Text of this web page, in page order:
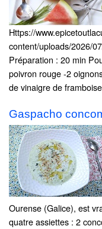
Https://
content/uploads/2026/
Préparation : 20 min
poivron rouge -2
de vinaigre de
Gaspacho
Ourense (Galice), est
quatre assiettes : 2